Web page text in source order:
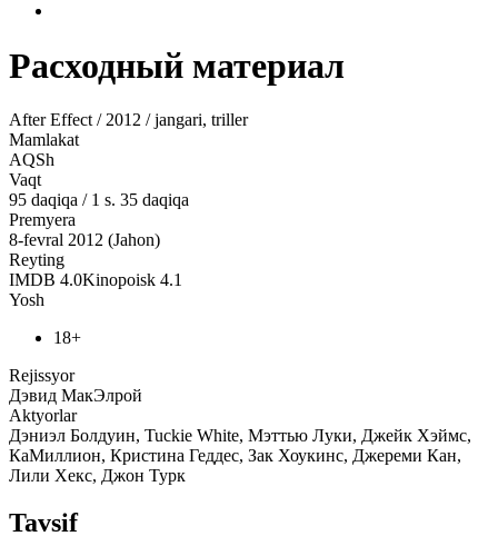
Расходный материал
After Effect / 2012 / jangari, triller
Mamlakat
AQSh
Vaqt
95 daqiqa / 1 s. 35 daqiqa
Premyera
8-fevral 2012 (Jahon)
Reyting
IMDB 4.0Kinopoisk 4.1
Yosh
18+
Rejissyor
Дэвид МакЭлрой
Aktyorlar
Дэниэл Болдуин, Tuckie White, Мэттью Луки, Джейк Хэймс,
КаМиллион, Кристина Геддес, Зак Хоукинс, Джереми Кан,
Лили Хекс, Джон Турк
Tavsif